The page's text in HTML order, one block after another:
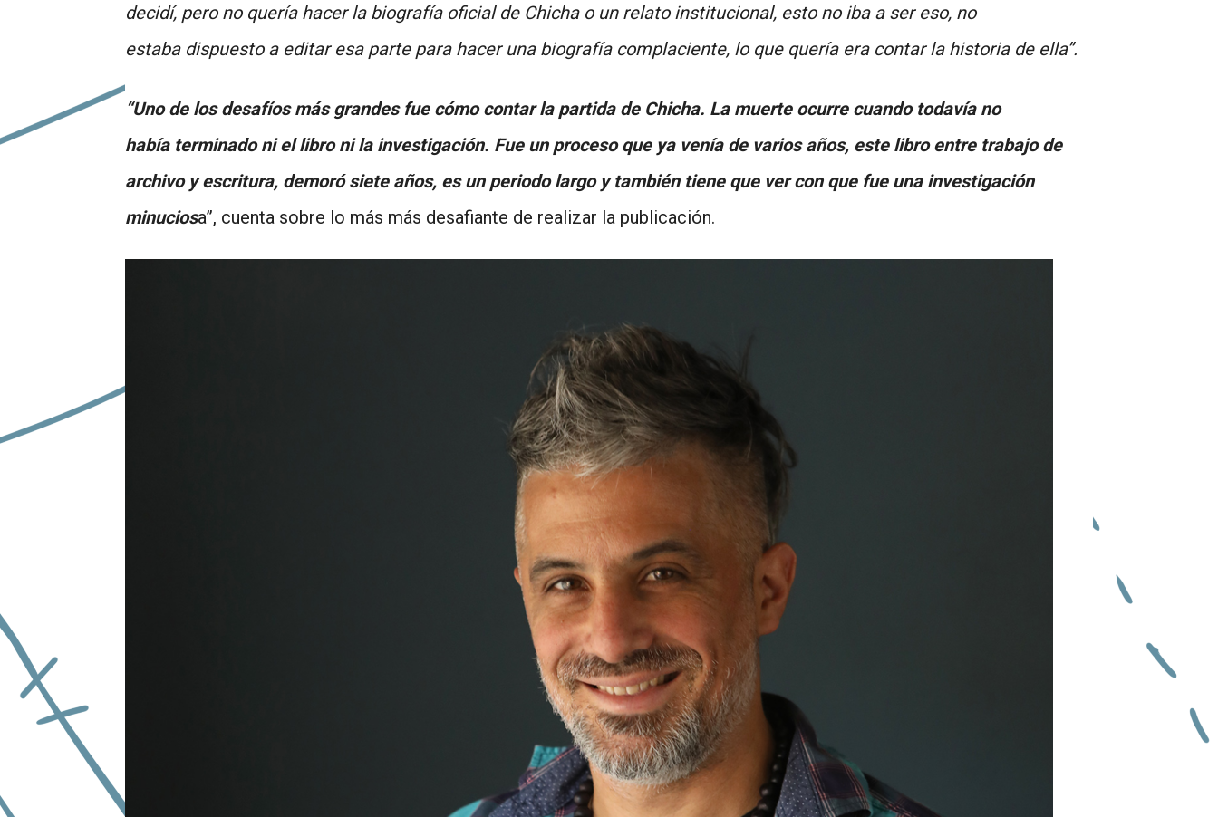
decidí, pero no quería hacer la biografía oficial de Chicha o un relato institucional, esto no iba a ser eso, no
estaba dispuesto a editar esa parte para hacer una biografía complaciente, lo que quería era contar la historia de ella”.
“Uno de los desafíos más grandes fue cómo contar la partida de Chicha. La muerte ocurre cuando todavía no
había terminado ni el libro ni la investigación. Fue un proceso que ya venía de varios años, este libro entre trabajo de
archivo y escritura, demoró siete años, es un periodo largo y también tiene que ver con que fue una investigación
minuciosa”, cuenta sobre lo más más desafiante de realizar la publicación.